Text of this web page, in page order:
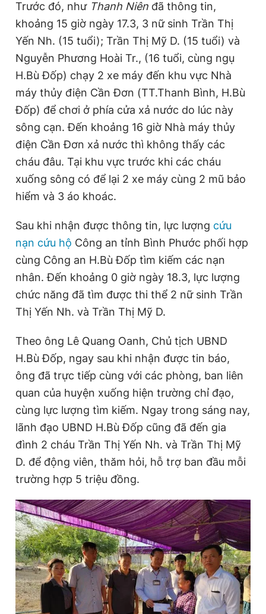
Trước đó, như Thanh Niên đã thông tin,
khoảng 15 giờ ngày 17.3, 3 nữ sinh Trần Thị
Yến Nh. (15 tuổi); Trần Thị Mỹ D. (15 tuổi) và
Nguyễn Phương Hoài Tr., (16 tuổi, cùng ngụ
H.Bù Đốp) chạy 2 xe máy đến khu vực Nhà
máy thủy điện Cần Đơn (TT.Thanh Bình, H.Bù
Đốp) để chơi ở phía cửa xả nước do lúc này
sông cạn. Đến khoảng 16 giờ Nhà máy thủy
điện Cần Đơn xả nước thì không thấy các
cháu đâu. Tại khu vực trước khi các cháu
xuống sông có để lại 2 xe máy cùng 2 mũ bảo
hiểm và 3 áo khoác.
Sau khi nhận được thông tin, lực lượng cứu
nạn cứu hộ Công an tỉnh Bình Phước phối hợp
cùng Công an H.Bù Đốp tìm kiếm các nạn
nhân. Đến khoảng 0 giờ ngày 18.3, lực lượng
chức năng đã tìm được thi thể 2 nữ sinh Trần
Thị Yến Nh. và Trần Thị Mỹ D.
Theo ông Lê Quang Oanh, Chủ tịch UBND
H.Bù Đốp, ngay sau khi nhận được tin báo,
ông đã trực tiếp cùng với các phòng, ban liên
quan của huyện xuống hiện trường chỉ đạo,
cùng lực lượng tìm kiếm. Ngay trong sáng nay,
lãnh đạo UBND H.Bù Đốp cũng đã đến gia
đình 2 cháu Trần Thị Yến Nh. và Trần Thị Mỹ
D. để động viên, thăm hỏi, hỗ trợ ban đầu mỗi
trường hợp 5 triệu đồng.